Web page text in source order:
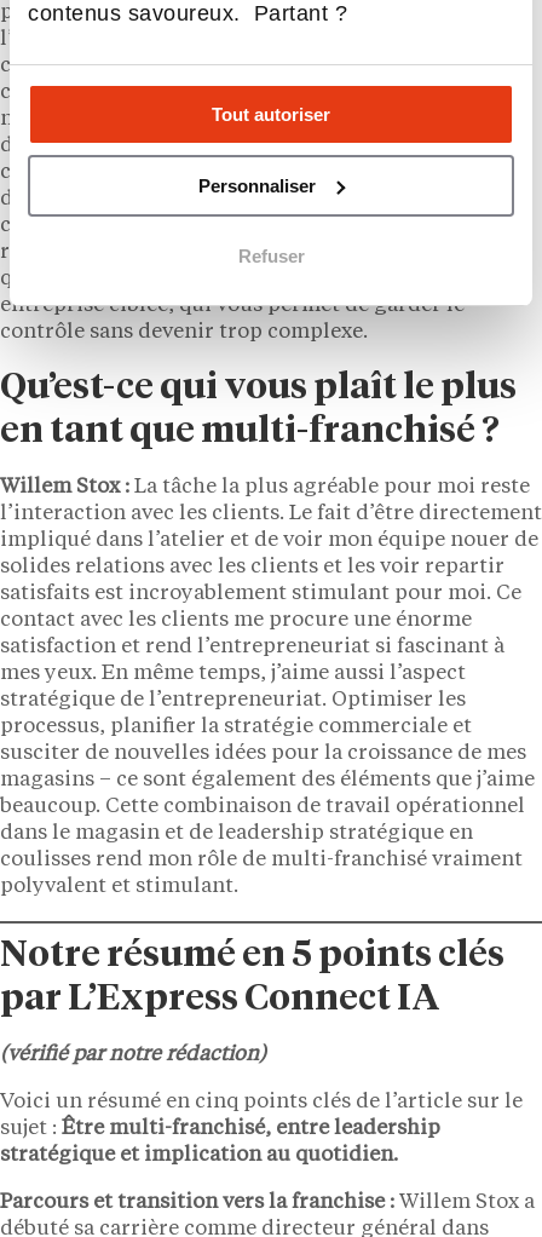
contenus savoureux. Partant ?
Tout autoriser
Personnaliser
Refuser
plus complexe de bien gérer tous vos magasins, et
l’engagement personnel avec votre équipe et vos
clients peut être dilué. Certains entrepreneurs
combinent également différentes marques, mais cela
ne peut fonctionner que si les marques ne sont pas
directement concurrentes et s’il y a un
chevauchement opérationnel. Quant au commerce de
détail alimentaire, il est trop difficile pour moi de le
combiner avec d’autres secteurs, principalement en
raison des périodes de pointe et des défis logistiques
qu’il implique. Je crois vraiment au pouvoir d’une
entreprise ciblée, qui vous permet de garder le
contrôle sans devenir trop complexe.
Qu’est-ce qui vous plaît le plus
en tant que multi-franchisé ?
Willem Stox : La tâche la plus agréable pour moi reste
l’interaction avec les clients. Le fait d’être directement
impliqué dans l’atelier et de voir mon équipe nouer de
solides relations avec les clients et les voir repartir
satisfaits est incroyablement stimulant pour moi. Ce
contact avec les clients me procure une énorme
satisfaction et rend l’entrepreneuriat si fascinant à
mes yeux. En même temps, j’aime aussi l’aspect
stratégique de l’entrepreneuriat. Optimiser les
processus, planifier la stratégie commerciale et
susciter de nouvelles idées pour la croissance de mes
magasins – ce sont également des éléments que j’aime
beaucoup. Cette combinaison de travail opérationnel
dans le magasin et de leadership stratégique en
coulisses rend mon rôle de multi-franchisé vraiment
polyvalent et stimulant.
Notre résumé en 5 points clés
par L’Express Connect IA
(vérifié par notre rédaction)
Voici un résumé en cinq points clés de l’article sur le
sujet : Être multi-franchisé, entre leadership
stratégique et implication au quotidien.
Parcours et transition vers la franchise : Willem Stox a
débuté sa carrière comme directeur général dans